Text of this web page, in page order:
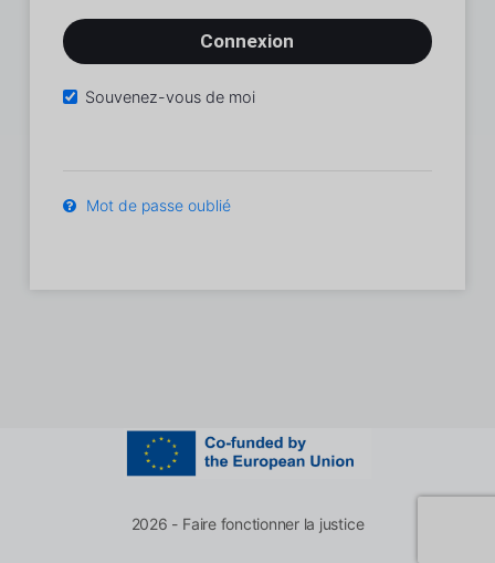
Souvenez-vous de moi
Mot de passe oublié
2026 - Faire fonctionner la justice